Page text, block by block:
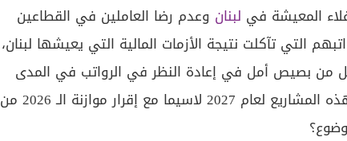
المعيشة في لبنان وعدم رضا العاملين في القطاعين
التي تآكلت نتيجة الأزمات المالية التي يعيشها لبنان،
من بصيص أمل في إعادة النظر في الرواتب في المدى
القريب أم تأجلت كل هذه المشاريع لعام 2027 لاسيما مع إقرار موازنة الـ 2026 من